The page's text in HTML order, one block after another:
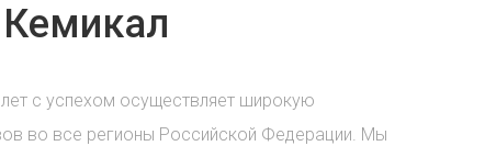
с успехом осуществляет широкую
во все регионы Российской Федерации. Мы